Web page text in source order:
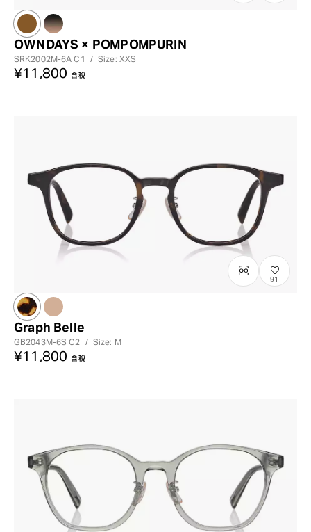
OWNDAYS × POMPOMPURIN
SRK2002M-6AC1 / Size: XXS
¥11,800 含稅
91
Graph Belle
GB2043M-6SC2 / Size: M
¥11,800 含稅